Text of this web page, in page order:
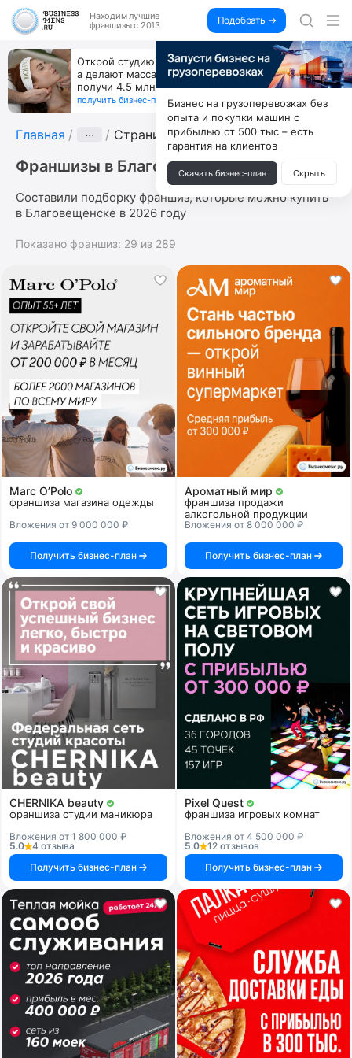
Находим лучшие
франшизы с 2013
Подобрать →
Открой студию, где не колют и не режут,
а делают массаж лица руками и в первый же год
получи 4.5 млн
получить бизнес-план ↓
Главная ··· Страница 3
Франшизы в Благовещенске
Составили подборку франшиз, которые можно купить
в Благовещенске в 2026 году
Показано франшиз: 29 из 289
Marc O’Polo
франшиза магазина одежды
Вложения от 9 000 000 ₽
Получить бизнес-план
Ароматный мир
франшиза продажи
алкогольной продукции
Вложения от 8 000 000 ₽
Получить бизнес-план
CHERNIKA beauty
франшиза студии маникюра
Вложения от 1 800 000 ₽
5.0
4 отзыва
Получить бизнес-план
Pixel Quest
франшиза игровых комнат
Вложения от 4 500 000 ₽
5.0
12 отзывов
Получить бизнес-план
Бизнес на грузоперевозках без
опыта и покупки машин с
прибылью от 500 тыс – есть
гарантия на клиентов
Скачать бизнес-план Скрыть